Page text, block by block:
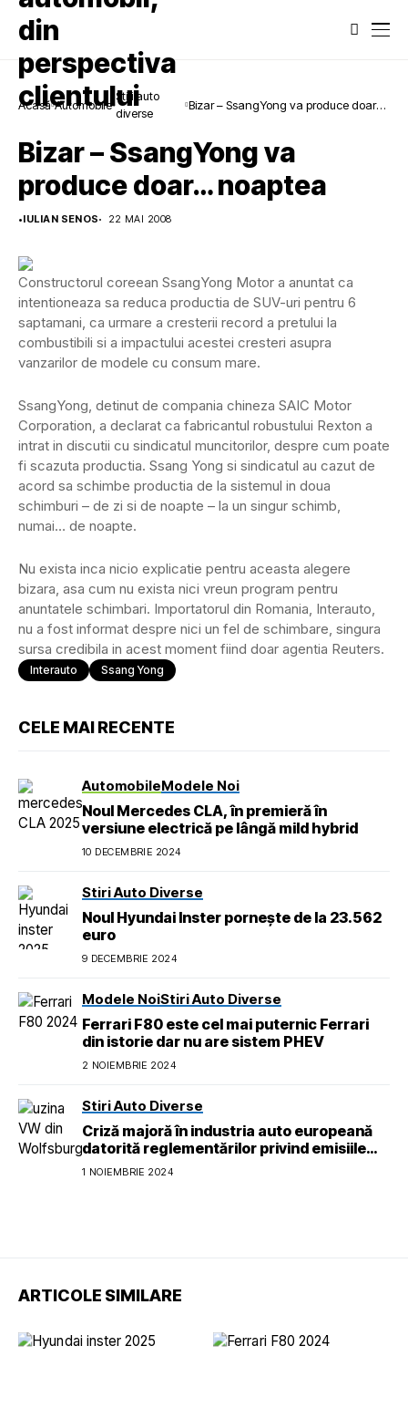
Acasă Automobile
Stiri auto
diverse
Bizar – SsangYong va produce doar…
Bizar – SsangYong va
produce doar… noaptea
•IULIAN SENOS 22 MAI 2008
Constructorul coreean SsangYong Motor a anuntat ca
intentioneaza sa reduca productia de SUV-uri pentru 6
saptamani, ca urmare a cresterii record a pretului la
combustibili si a impactului acestei cresteri asupra
vanzarilor de modele cu consum mare.
SsangYong, detinut de compania chineza SAIC Motor
Corporation, a declarat ca fabricantul robustului Rexton a
intrat in discutii cu sindicatul muncitorilor, despre cum poate
fi scazuta productia. Ssang Yong si sindicatul au cazut de
acord sa schimbe productia de la sistemul in doua
schimburi – de zi si de noapte – la un singur schimb,
numai… de noapte.
Nu exista inca nicio explicatie pentru aceasta alegere
bizara, asa cum nu exista nici vreun program pentru
anuntatele schimbari. Importatorul din Romania, Interauto,
nu a fost informat despre nici un fel de schimbare, singura
sursa credibila in acest moment fiind doar agentia Reuters.
Interauto Ssang Yong
CELE MAI RECENTE
AutomobileModele Noi
Noul Mercedes CLA, în premieră în
versiune electrică pe lângă mild hybrid
10 DECEMBRIE 2024
Stiri Auto Diverse
Noul Hyundai Inster pornește de la 23.562
euro
9 DECEMBRIE 2024
Modele NoiStiri Auto Diverse
Ferrari F80 este cel mai puternic Ferrari
din istorie dar nu are sistem PHEV
2 NOIEMBRIE 2024
Stiri Auto Diverse
Criză majoră în industria auto europeană
datorită reglementărilor privind emisiile
pentru 2026
1 NOIEMBRIE 2024
ARTICOLE SIMILARE